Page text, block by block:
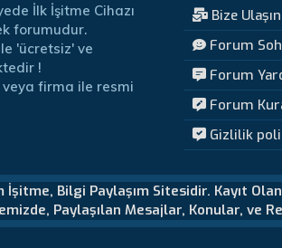
İlk İşitme Cihazı
forumudur.
'ücretsiz' ve
!
firma ile resmi
Bize Ulaşın
Forum
Forum
Forum
Gizlilik
İşitme, Bilgi Paylaşım Sitesidir. Kayıt
Paylaşılan Mesajlar, Konular, ve